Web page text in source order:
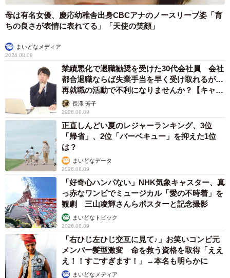
母は有名女優、慶応幼稚舎出身CBCアナのノースリーブ姿「育
ちの良さが表情に表れてる」「天使の笑顔」
まいどなメディア
2026.08.09
業績悪化で退職勧奨を受けた30代会社員 会社
都合退職ならば失業手当を早く受け取れるが…
再就職の活動で不利になりませんか？【キャリ
アカウンセラーが解説】
長澤 芳子
2026.08.09
正直しんどい夏のレジャーランキング、3位
「帰省」、2位「バーベキュー」を抑えた1位
は？
まいどなデータ
2026.08.09
「好奇心ハンパない」NHK気象キャスター、真
っ赤なワンピでミュージカル「愛の不時着」を
観劇 三山凌輝さんらポスターと記念撮影
まいどなトピック
2026.08.09
「右ひじ左ひじ交互に見て♪」お笑いコンビ元
メンバー髪型激変 命を救う資格を取得「ええ
え！！すごすぎます！」→本名も明らかに
まいどなメディア